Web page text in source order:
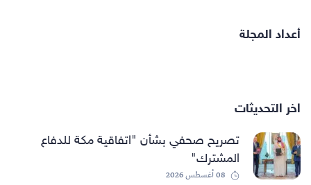
أعداد المجلة
اخر التحديثات
تصريح صحفي بشأن "اتفاقية مكة للدفاع
المشترك"
08 أغسطس 2026